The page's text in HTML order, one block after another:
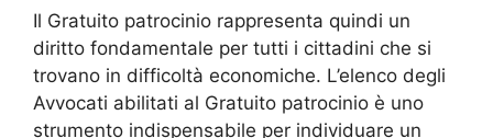
Il Gratuito patrocinio rappresenta quindi un
diritto fondamentale per tutti i cittadini che si
trovano in difficoltà economiche. L’elenco degli
Avvocati abilitati al Gratuito patrocinio è uno
strumento indispensabile per individuare un